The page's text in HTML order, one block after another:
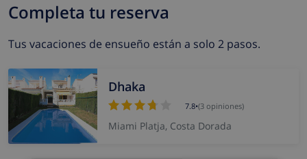
Completa tu reserva
Tus vacaciones de ensueño están a solo 2 pasos.
Dhaka
7.8•(3 opiniones)
Miami Platja, Costa Dorada